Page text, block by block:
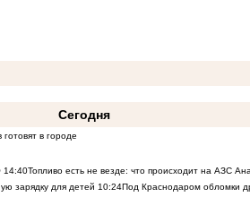
Сегодня
в городе
14:40Топливо есть не везде: что происходит на АЗС
зарядку для детей 10:24Под Краснодаром обломки